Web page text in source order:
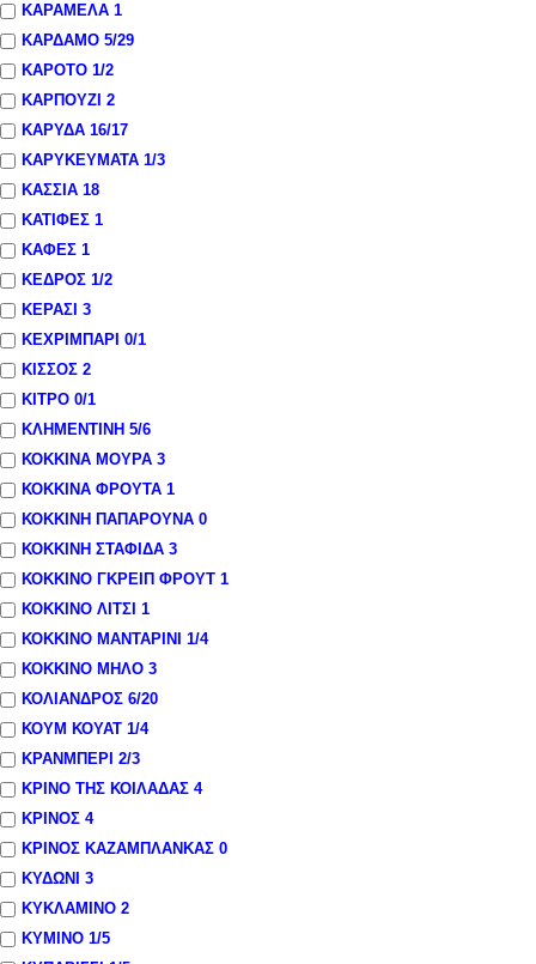
ΚΑΡΑΜΕΛΑ 1
ΚΑΡΔΑΜΟ 5/29
ΚΑΡΟΤΟ 1/2
ΚΑΡΠΟΥΖΙ 2
ΚΑΡΥΔΑ 16/17
ΚΑΡΥΚΕΥΜΑΤΑ 1/3
ΚΑΣΣΙΑ 18
ΚΑΤΙΦΕΣ 1
ΚΑΦΕΣ 1
ΚΕΔΡΟΣ 1/2
ΚΕΡΑΣΙ 3
ΚΕΧΡΙΜΠΑΡΙ 0/1
ΚΙΣΣΟΣ 2
ΚΙΤΡΟ 0/1
ΚΛΗΜΕΝΤΙΝΗ 5/6
ΚΟΚΚΙΝΑ ΜΟΥΡΑ 3
ΚΟΚΚΙΝΑ ΦΡΟΥΤΑ 1
ΚΟΚΚΙΝΗ ΠΑΠΑΡΟΥΝΑ 0
ΚΟΚΚΙΝΗ ΣΤΑΦΙΔΑ 3
ΚΟΚΚΙΝΟ ΓΚΡΕΙΠ ΦΡΟΥΤ 1
ΚΟΚΚΙΝΟ ΛΙΤΣΙ 1
ΚΟΚΚΙΝΟ ΜΑΝΤΑΡΙΝΙ 1/4
ΚΟΚΚΙΝΟ ΜΗΛΟ 3
ΚΟΛΙΑΝΔΡΟΣ 6/20
ΚΟΥΜ ΚΟΥΑΤ 1/4
ΚΡΑΝΜΠΕΡΙ 2/3
ΚΡΙΝΟ ΤΗΣ ΚΟΙΛΑΔΑΣ 4
ΚΡΙΝΟΣ 4
ΚΡΙΝΟΣ ΚΑΖΑΜΠΛΑΝΚΑΣ 0
ΚΥΔΩΝΙ 3
ΚΥΚΛΑΜΙΝΟ 2
ΚΥΜΙΝΟ 1/5